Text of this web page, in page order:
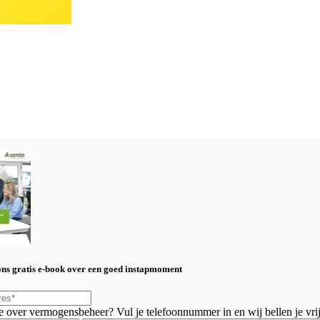
gratis e-book over een goed instapmoment
over vermogensbeheer? Vul je telefoonnummer in en wij bellen je